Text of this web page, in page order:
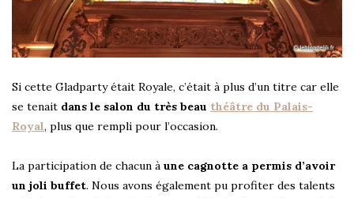
Si cette Gladparty était Royale, c’était à plus d’un titre car elle
se tenait dans le salon du très beau théâtre du Palais-
Royal, plus que rempli pour l’occasion.
La participation de chacun à une cagnotte a permis d’avoir
un joli buffet. Nous avons également pu profiter des talents